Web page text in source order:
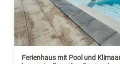
Ferienhaus mit Pool und